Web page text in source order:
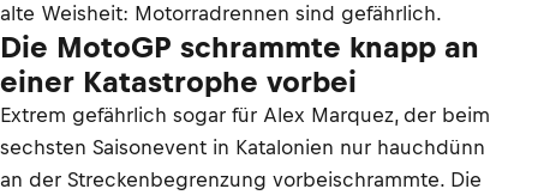
alte Weisheit: Motorradrennen sind gefährlich.
Die MotoGP schrammte knapp an
einer Katastrophe vorbei
Extrem gefährlich sogar für Alex Marquez, der beim
sechsten Saisonevent in Katalonien nur hauchdünn
an der Streckenbegrenzung vorbeischrammte. Die